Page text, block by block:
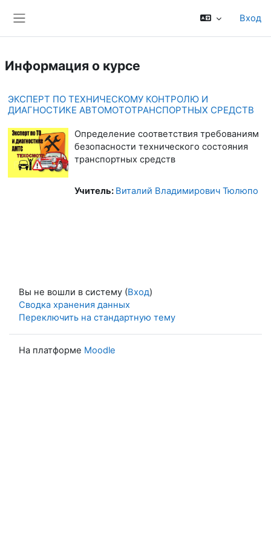
Вход
Информация о курсе
ЭКСПЕРТ ПО ТЕХНИЧЕСКОМУ КОНТРОЛЮ И
ДИАГНОСТИКЕ АВТОМОТОТРАНСПОРТНЫХ СРЕДСТВ
Определение соответствия требованиям
безопасности технического состояния
транспортных средств
Учитель: Виталий Владимирович Тюлюпо
Вы не вошли в систему (Вход)
Сводка хранения данных
Переключить на стандартную тему
На платформе Moodle